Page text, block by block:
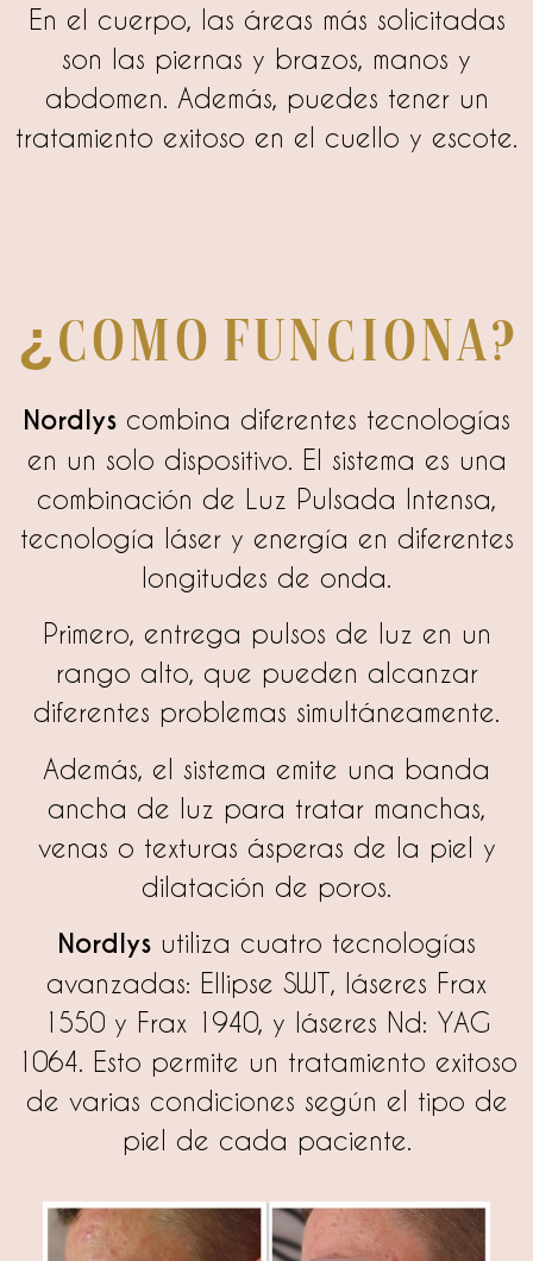
En el cuerpo, las áreas más solicitadas
son las piernas y brazos, manos y
abdomen. Además, puedes tener un
tratamiento exitoso en el cuello y escote.
¿Como funciona?
Nordlys combina diferentes tecnologías
en un solo dispositivo. El sistema es una
combinación de Luz Pulsada Intensa,
tecnología láser y energía en diferentes
longitudes de onda.
Primero, entrega pulsos de luz en un
rango alto, que pueden alcanzar
diferentes problemas simultáneamente.
Además, el sistema emite una banda
ancha de luz para tratar manchas,
venas o texturas ásperas de la piel y
dilatación de poros.
Nordlys utiliza cuatro tecnologías
avanzadas: Ellipse SWT, láseres Frax
1550 y Frax 1940, y láseres Nd: YAG
1064. Esto permite un tratamiento exitoso
de varias condiciones según el tipo de
piel de cada paciente.